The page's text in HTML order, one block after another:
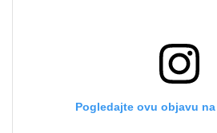
Pogledajte ovu objavu